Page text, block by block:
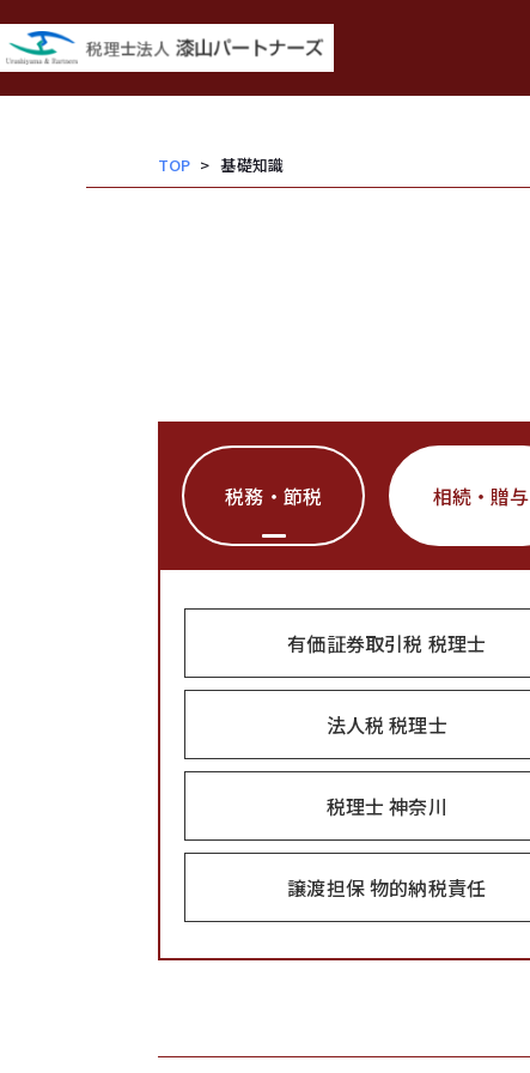
容
を
TOP 基礎知識
税務・節税 相続・贈与
有価証券取引税 税理士
法人税 税理士
税理士 神奈川
譲渡担保 物的納税責任